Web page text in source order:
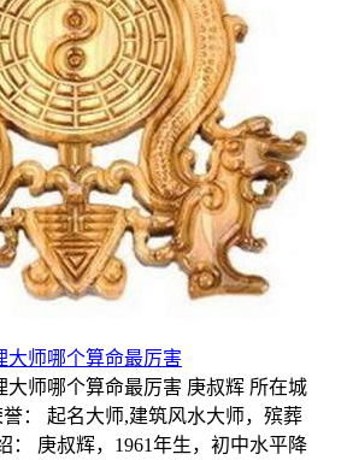
大师哪个算命最厉害
大师哪个算命最厉害 庚叔辉 所在城
： 起名大师,建筑风水大师，殡葬
： 庚叔辉，1961年生，初中水平降